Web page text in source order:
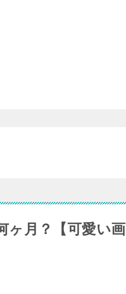
ヶ月？【可愛い画